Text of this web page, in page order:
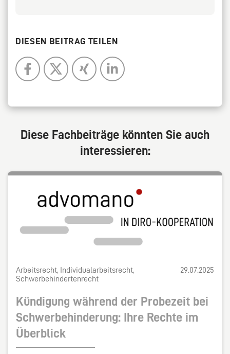
DIESEN BEITRAG TEILEN
Diese Fachbeiträge könnten Sie auch
interessieren:
Arbeitsrecht, Individualarbeitsrecht,
Schwerbehindertenrecht
29.07.2025
Kündigung während der Probezeit bei
Schwerbehinderung: Ihre Rechte im
Überblick